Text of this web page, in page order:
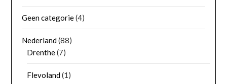
Geen categorie(4)
Nederland(88)
Drenthe(7)
Flevoland(1)